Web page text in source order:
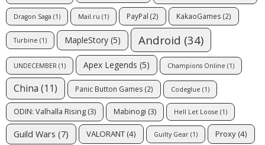
Dragon Saga (1) Mail.ru (1) PayPal (2) KakaoGames (2)
Turbine (1) MapleStory (5) Android (34)
UNDECEMBER (1) Apex Legends (5) Champions Online (1)
China (11) Panic Button Games (2) Codeglue (1)
ODIN: Valhalla Rising (3) Mabinogi (3) Hell Let Loose (1)
Guild Wars (7) VALORANT (4) Guilty Gear (1) Proxy (4)